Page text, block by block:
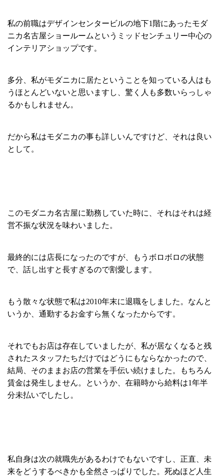
私の前職はデザインセンタービルの地下1階にあったモダ
ニカ名古屋ショールームというミッドセンチュリー中心の
インテリアショップです。
多分、私がモダニカに居たということを知っている人はも
うほとんどいないと思いますし、驚く人も多数いらっしゃ
るかもしれません。
だから私はモダニカの事も詳しいんですけど、それは良い
として。
このモダニカ名古屋に勤務していた時に、それはそれは経
営不振な状況を味わいました。
最終的には店長になったのですが、もうボロボロの状態
で、話し出すと長すぎるので割愛します。
もう散々な状態で私は2010年末に退職をしました。なんと
いうか、通勤するお金すら無くなったからです。
それでもお店は存在していましたが、私が居なくなると残
されたスタッフたちだけではどうにもならなかったので、
結局、そのままお店の営業を手伝い続けました。もちろん
賃金は発生しません。というか、在籍時から給料は1年半
分未払いでしたし。
私自身は次の就職先があるわけでもないですし、正直、未
来をどうするべきかも全然さっぱりでした。死ぬほど人生